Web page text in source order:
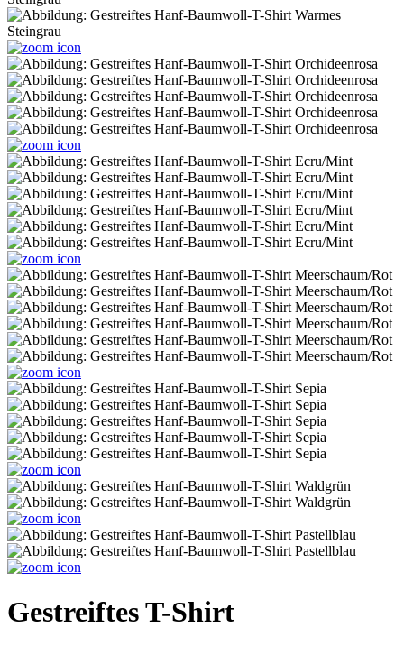
Gestreiftes T-Shirt